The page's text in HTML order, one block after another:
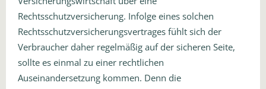
Rechtsschutzversicherung. Infolge eines solchen
Rechtsschutzversicherungsvertrages fühlt sich der
Verbraucher daher regelmäßig auf der sicheren Seite,
sollte es einmal zu einer rechtlichen
Auseinandersetzung kommen. Denn die